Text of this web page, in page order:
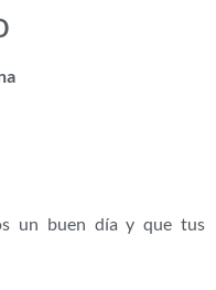
un buen día y que tus